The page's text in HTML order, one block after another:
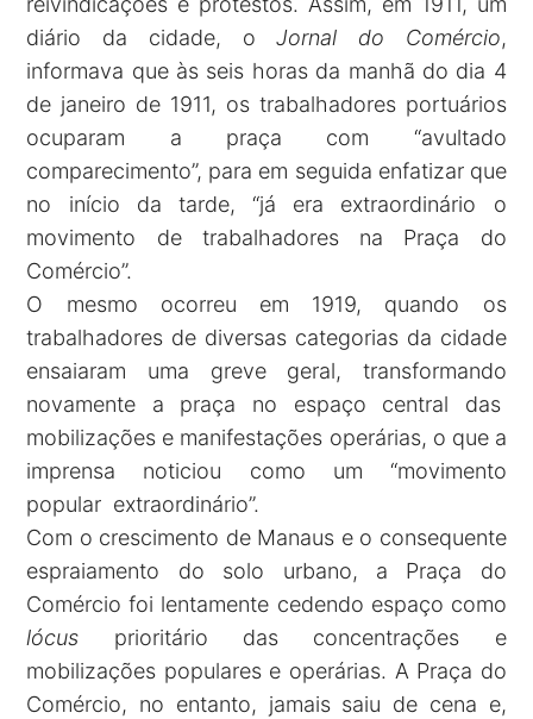
diário da cidade, oJornal do Comércio,
informava que às seis horas da manhã do dia 4
de janeiro de 1911, os trabalhadores portuários
ocuparam a praça com “avultado
comparecimento”, para em seguida enfatizar que
no início da tarde, “já era extraordinário o
movimento de trabalhadores na Praça do
Comércio”.
O mesmo ocorreu em 1919, quando os
trabalhadores de diversas categorias da cidade
ensaiaram uma greve geral, transformando
novamente a praça no espaço central das
mobilizações e manifestações operárias, o que a
imprensa noticiou como um “movimento
popular extraordinário”.
Com o crescimento de Manaus e o consequente
espraiamento do solo urbano, a Praça do
Comércio foi lentamente cedendo espaço como
lócus prioritário das concentrações e
mobilizações populares e operárias. A Praça do
Comércio, no entanto, jamais saiu de cena e,